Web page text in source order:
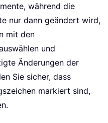
während die
nur dann geändert wird,
mit den
und
Änderungen der
Sie sicher, dass
markiert sind,